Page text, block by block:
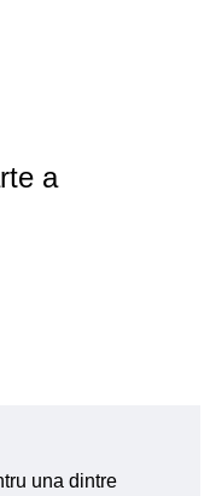
a
una dintre